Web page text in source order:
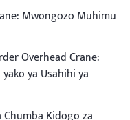
Mwongozo Muhimu
Overhead Crane:
ya Usahihi ya
Chumba Kidogo za